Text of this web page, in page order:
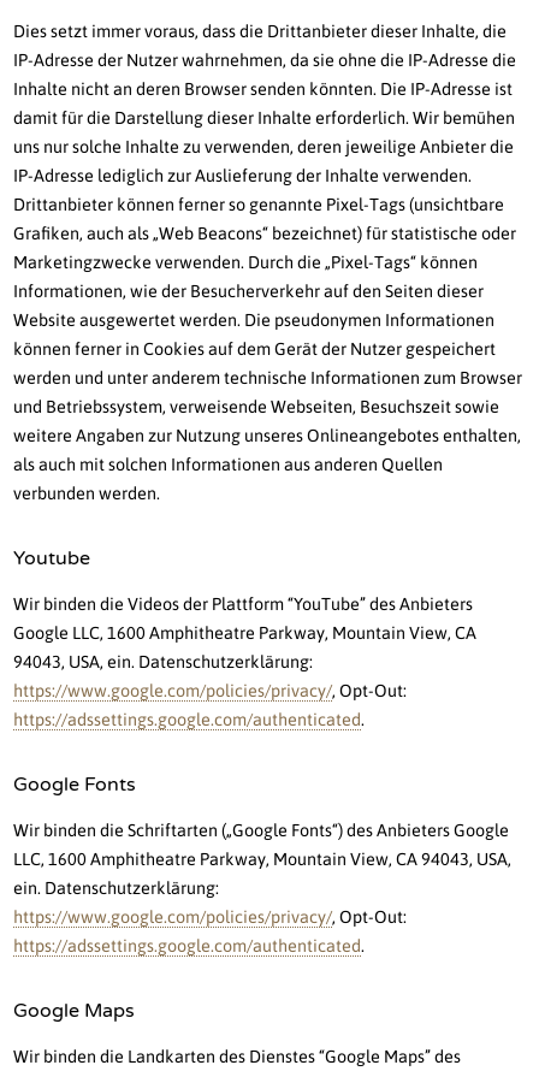
Dies setzt immer voraus, dass die Drittanbieter dieser Inhalte, die
IP-Adresse der Nutzer wahrnehmen, da sie ohne die IP-Adresse die
Inhalte nicht an deren Browser senden könnten. Die IP-Adresse ist
damit für die Darstellung dieser Inhalte erforderlich. Wir bemühen
uns nur solche Inhalte zu verwenden, deren jeweilige Anbieter die
IP-Adresse lediglich zur Auslieferung der Inhalte verwenden.
Drittanbieter können ferner so genannte Pixel-Tags (unsichtbare
Grafiken, auch als „Web Beacons“ bezeichnet) für statistische oder
Marketingzwecke verwenden. Durch die „Pixel-Tags“ können
Informationen, wie der Besucherverkehr auf den Seiten dieser
Website ausgewertet werden. Die pseudonymen Informationen
können ferner in Cookies auf dem Gerät der Nutzer gespeichert
werden und unter anderem technische Informationen zum Browser
und Betriebssystem, verweisende Webseiten, Besuchszeit sowie
weitere Angaben zur Nutzung unseres Onlineangebotes enthalten,
als auch mit solchen Informationen aus anderen Quellen
verbunden werden.
Youtube
Wir binden die Videos der Plattform “YouTube” des Anbieters
Google LLC, 1600 Amphitheatre Parkway, Mountain View, CA
94043, USA, ein. Datenschutzerklärung:
https://www.google.com/policies/privacy/, Opt-Out:
https://adssettings.google.com/authenticated.
Google Fonts
Wir binden die Schriftarten („Google Fonts“) des Anbieters Google
LLC, 1600 Amphitheatre Parkway, Mountain View, CA 94043, USA,
ein. Datenschutzerklärung:
https://www.google.com/policies/privacy/, Opt-Out:
https://adssettings.google.com/authenticated.
Google Maps
Wir binden die Landkarten des Dienstes “Google Maps” des